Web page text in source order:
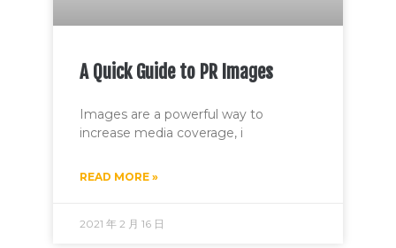
A Quick Guide to PR Images
Images are a powerful way to
increase media coverage, i
READ MORE »
2021 年 2 月 16 日